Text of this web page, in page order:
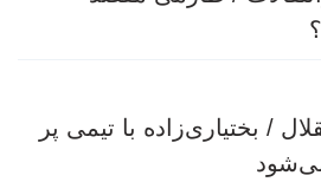
/ بختیاری‌زاده با تیمی پر